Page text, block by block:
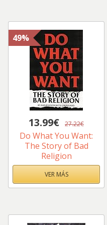
49%
13.99€ 27.22€
Do What You Want:
The Story of Bad
Religion
VER MÁS